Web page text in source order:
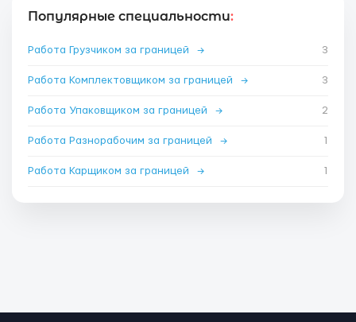
Популярные специальности:
Работа Грузчиком за границей → 3
Работа Комплектовщиком за границей → 3
Работа Упаковщиком за границей → 2
Работа Разнорабочим за границей → 1
Работа Карщиком за границей → 1